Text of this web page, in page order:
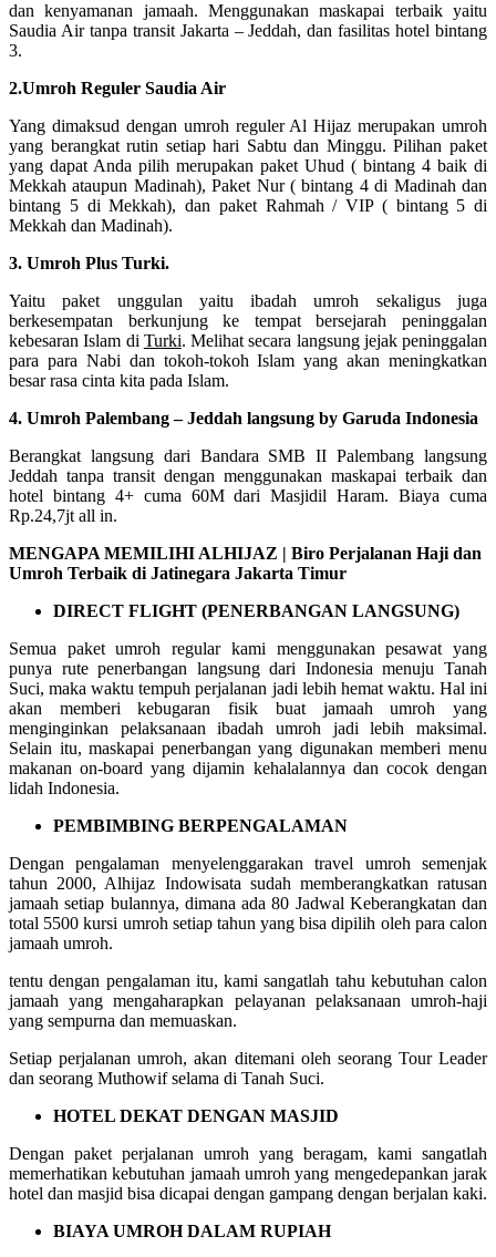
dan kenyamanan jamaah. Menggunakan maskapai terbaik yaitu
Saudia Air tanpa transit Jakarta – Jeddah, dan fasilitas hotel bintang
3.
2.Umroh Reguler Saudia Air
Yang dimaksud dengan umroh reguler Al Hijaz merupakan umroh
yang berangkat rutin setiap hari Sabtu dan Minggu. Pilihan paket
yang dapat Anda pilih merupakan paket Uhud ( bintang 4 baik di
Mekkah ataupun Madinah), Paket Nur ( bintang 4 di Madinah dan
bintang 5 di Mekkah), dan paket Rahmah / VIP ( bintang 5 di
Mekkah dan Madinah).
3. Umroh Plus Turki.
Yaitu paket unggulan yaitu ibadah umroh sekaligus juga
berkesempatan berkunjung ke tempat bersejarah peninggalan
kebesaran Islam di Turki. Melihat secara langsung jejak peninggalan
para para Nabi dan tokoh-tokoh Islam yang akan meningkatkan
besar rasa cinta kita pada Islam.
4. Umroh Palembang – Jeddah langsung by Garuda Indonesia
Berangkat langsung dari Bandara SMB II Palembang langsung
Jeddah tanpa transit dengan menggunakan maskapai terbaik dan
hotel bintang 4+ cuma 60M dari Masjidil Haram. Biaya cuma
Rp.24,7jt all in.
MENGAPA MEMILIHI ALHIJAZ | Biro Perjalanan Haji dan
Umroh Terbaik di Jatinegara Jakarta Timur
DIRECT FLIGHT (PENERBANGAN LANGSUNG)
Semua paket umroh regular kami menggunakan pesawat yang
punya rute penerbangan langsung dari Indonesia menuju Tanah
Suci, maka waktu tempuh perjalanan jadi lebih hemat waktu. Hal ini
akan memberi kebugaran fisik buat jamaah umroh yang
menginginkan pelaksanaan ibadah umroh jadi lebih maksimal.
Selain itu, maskapai penerbangan yang digunakan memberi menu
makanan on-board yang dijamin kehalalannya dan cocok dengan
lidah Indonesia.
PEMBIMBING BERPENGALAMAN
Dengan pengalaman menyelenggarakan travel umroh semenjak
tahun 2000, Alhijaz Indowisata sudah memberangkatkan ratusan
jamaah setiap bulannya, dimana ada 80 Jadwal Keberangkatan dan
total 5500 kursi umroh setiap tahun yang bisa dipilih oleh para calon
jamaah umroh.
tentu dengan pengalaman itu, kami sangatlah tahu kebutuhan calon
jamaah yang mengaharapkan pelayanan pelaksanaan umroh-haji
yang sempurna dan memuaskan.
Setiap perjalanan umroh, akan ditemani oleh seorang Tour Leader
dan seorang Muthowif selama di Tanah Suci.
HOTEL DEKAT DENGAN MASJID
Dengan paket perjalanan umroh yang beragam, kami sangatlah
memerhatikan kebutuhan jamaah umroh yang mengedepankan jarak
hotel dan masjid bisa dicapai dengan gampang dengan berjalan kaki.
BIAYA UMROH DALAM RUPIAH